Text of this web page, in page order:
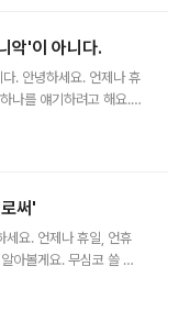
기
리고
것
스
악'이 아니다.
. 안녕하세요. 언제나 휴
나를 얘기하려고 해요.
'이 아니니까 제가 이 글
바로 아타나소프 회사
제 소송으로 이어졌으
았어요. 물론 그렇다고
써'
요. 언제나 휴일, 언휴
아볼게요. 무심코 쓸 때
신분을 나타내는 말입